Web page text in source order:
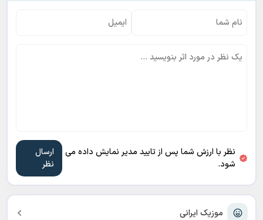
موزیک ایرانی
نظر با ارزش شما پس از تایید مدیر نمایش داده می
شود.